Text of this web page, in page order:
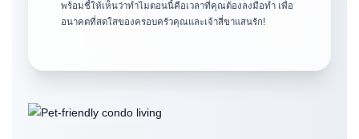
พร้อมชี้ให้เห็นว่าทำไมตอนนี้คือเวลาที่คุณต้องลงมือทำ เพื่อ
อนาคตที่สดใสของครอบครัวคุณและเจ้าสี่ขาแสนรัก!